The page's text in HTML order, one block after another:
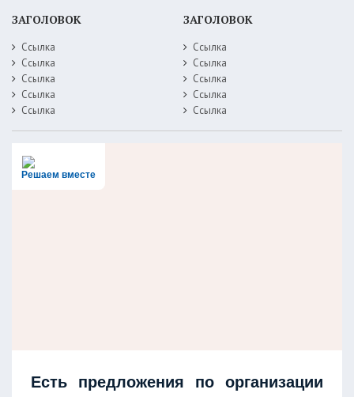
ЗАГОЛОВОК
Ссылка
Ссылка
Ссылка
Ссылка
Ссылка
ЗАГОЛОВОК
Ссылка
Ссылка
Ссылка
Ссылка
Ссылка
Решаем вместе
Есть предложения по организации